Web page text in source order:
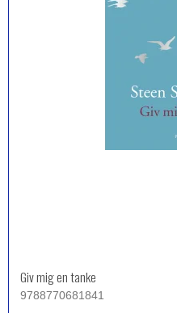
Giv mig en tanke
9788770681841